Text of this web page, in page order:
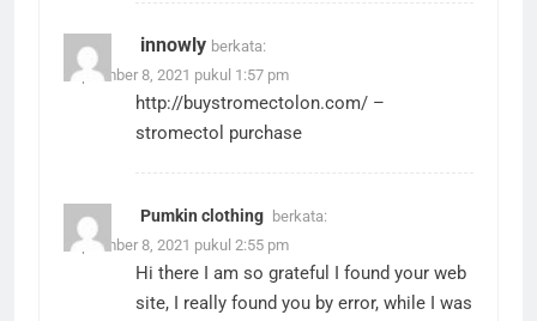
innowly berkata:
September 8, 2021 pukul 1:57 pm
http://buystromectolon.com/ –
stromectol purchase
Pumkin clothing berkata:
September 8, 2021 pukul 2:55 pm
Hi there I am so grateful I found your web
site, I really found you by error, while I was